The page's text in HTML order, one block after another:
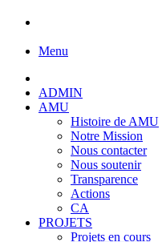
Menu
ADMIN
AMU
Histoire de AMU
Notre Mission
Nous contacter
Nous soutenir
Transparence
Actions
CA
PROJETS
Projets en cours